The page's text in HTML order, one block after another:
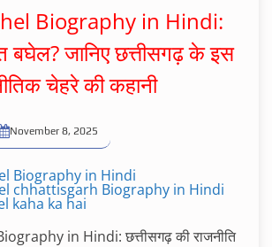
Biography in Hindi:
बघेल? जानिए छत्तीसगढ़ के इस
चेहरे की कहानी
November 8, 2025
Biography in Hindi
chhattisgarh Biography in Hindi
kaha ka hai
in Hindi: छत्तीसगढ़ की राजनीति